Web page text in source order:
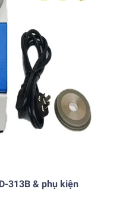
313B & phụ kiện